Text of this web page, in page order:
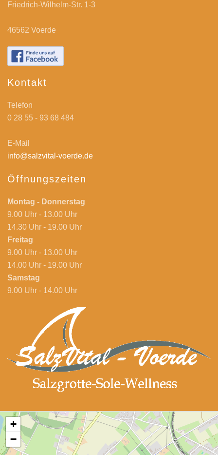
Friedrich-Wilhelm-Str. 1-3
46562 Voerde
Kontakt
Telefon
0 28 55 - 93 68 484
E-Mail
info@salzvital-voerde.de
Öffnungszeiten
Montag - Donnerstag
9.00 Uhr - 13.00 Uhr
14.30 Uhr - 19.00 Uhr
Freitag
9.00 Uhr - 13.00 Uhr
14.00 Uhr - 19.00 Uhr
Samstag
9.00 Uhr - 14.00 Uhr
+
−